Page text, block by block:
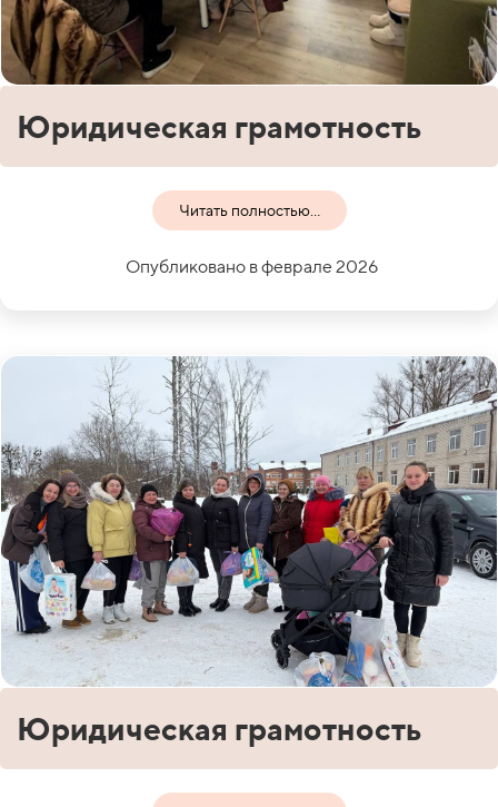
Юридическая грамотность
Читать полностью...
Опубликовано в феврале 2026
Юридическая грамотность